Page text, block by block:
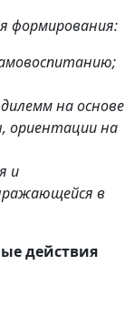
формирования:
на основе
ориентации на
и
в
действия